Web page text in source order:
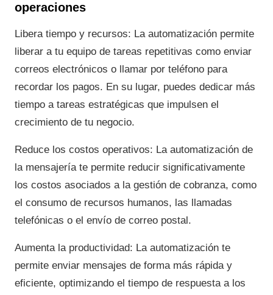
operaciones
Libera tiempo y recursos: La automatización permite
liberar a tu equipo de tareas repetitivas como enviar
correos electrónicos o llamar por teléfono para
recordar los pagos. En su lugar, puedes dedicar más
tiempo a tareas estratégicas que impulsen el
crecimiento de tu negocio.
Reduce los costos operativos: La automatización de
la mensajería te permite reducir significativamente
los costos asociados a la gestión de cobranza, como
el consumo de recursos humanos, las llamadas
telefónicas o el envío de correo postal.
Aumenta la productividad: La automatización te
permite enviar mensajes de forma más rápida y
eficiente, optimizando el tiempo de respuesta a los